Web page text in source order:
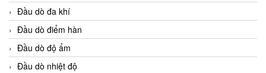
Đầu dò đa khí
Đầu dò điểm hàn
Đầu dò độ ẩm
Đầu dò nhiệt độ